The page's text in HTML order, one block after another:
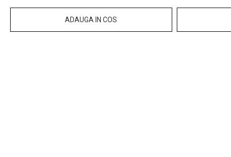
ADAUGA IN COS